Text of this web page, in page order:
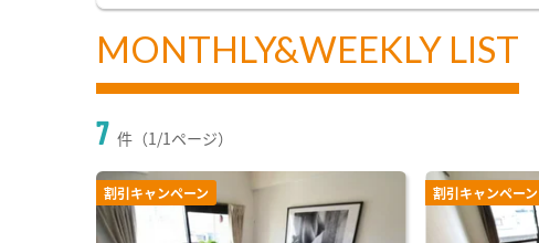
MONTHLY&WEEKLY LIST
7 件（1/1ページ）
割引キャンペーン 割引キャンペーン